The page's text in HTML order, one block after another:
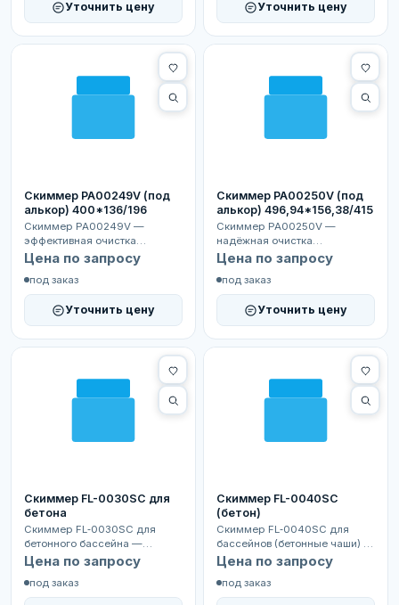
Уточнить цену Уточнить цену
Скиммер PA00249V (под
алькор) 400*136/196
Скиммер PA00249V —
эффективная очистка
поверхности воды в
бассейнах с ПВХ-мембраной.
Удаляет ли...
Цена по запросу
под заказ
Уточнить цену
Скиммер PA00250V (под
алькор) 496,94*156,38/415
Скиммер PA00250V —
надёжная очистка
поверхности воды в
бассейнах с ПВХ-мембраной.
Эффективно уд...
Цена по запросу
под заказ
Уточнить цену
Скиммер FL-0030SC для
бетона
Скиммер FL‑0030SC для
бетонного бассейна —
надёжный элемент системы
очистки воды. Забирает
верх...
Цена по запросу
под заказ
Скиммер FL-0040SC
(бетон)
Скиммер FL‑0040SC для
бассейнов (бетонные чаши) —
надёжное устройство для
забора поверхности во...
Цена по запросу
под заказ